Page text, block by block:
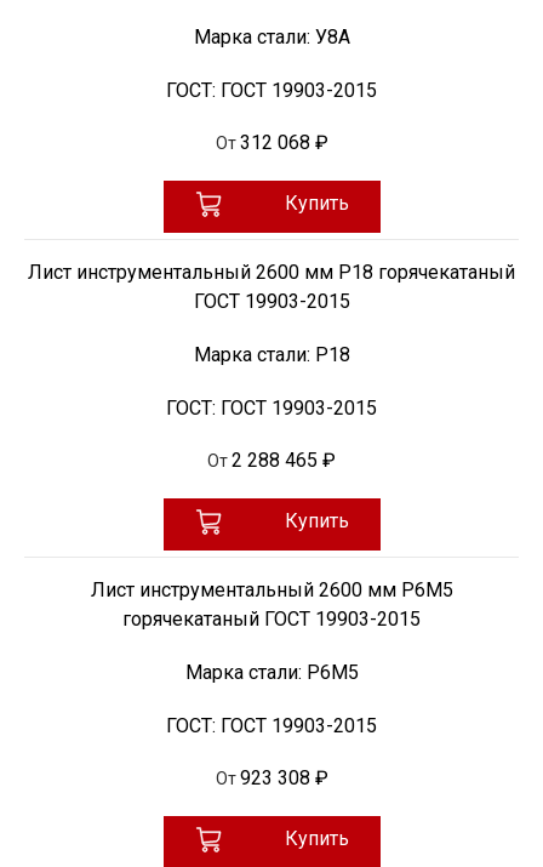
Марка стали: У8А
ГОСТ: ГОСТ 19903-2015
От 312 068 ₽
Купить
Лист инструментальный 2600 мм Р18 горячекатаный
ГОСТ 19903-2015
Марка стали: Р18
ГОСТ: ГОСТ 19903-2015
От2 288 465 ₽
Купить
Лист инструментальный 2600 мм Р6М5
горячекатаный ГОСТ 19903-2015
Марка стали: Р6М5
ГОСТ: ГОСТ 19903-2015
От 923 308 ₽
Купить